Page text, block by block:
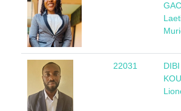
22031
DIBI